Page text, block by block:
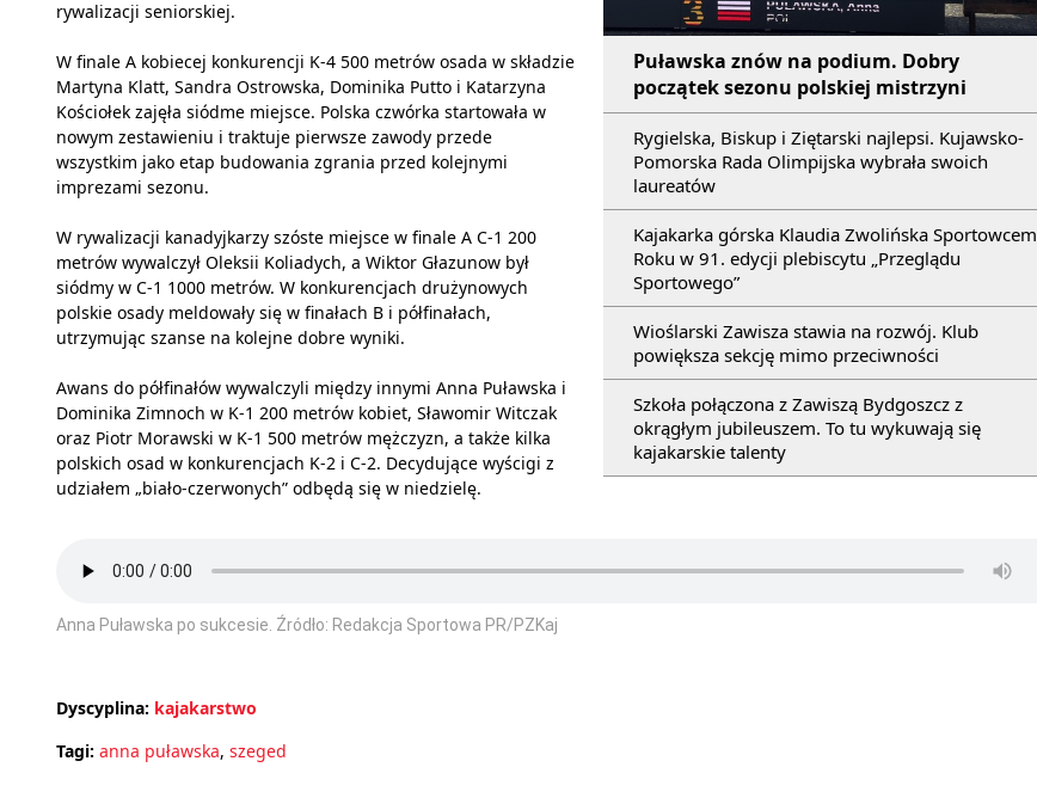
Puławska znów na podium. Dobry
początek sezonu polskiej mistrzyni
Rygielska, Biskup i Ziętarski najlepsi. Kujawsko-
Pomorska Rada Olimpijska wybrała swoich
laureatów
Kajakarka górska Klaudia Zwolińska Sportowcem
Roku w 91. edycji plebiscytu „Przeglądu
Sportowego”
Wioślarski Zawisza stawia na rozwój. Klub
powiększa sekcję mimo przeciwności
Szkoła połączona z Zawiszą Bydgoszcz z
okrągłym jubileuszem. To tu wykuwają się
kajakarskie talenty
rywalizacji seniorskiej.
W finale A kobiecej konkurencji K-4 500 metrów osada w składzie
Martyna Klatt, Sandra Ostrowska, Dominika Putto i Katarzyna
Kościołek zajęła siódme miejsce. Polska czwórka startowała w
nowym zestawieniu i traktuje pierwsze zawody przede
wszystkim jako etap budowania zgrania przed kolejnymi
imprezami sezonu.
W rywalizacji kanadyjkarzy szóste miejsce w finale A C-1 200
metrów wywalczył Oleksii Koliadych, a Wiktor Głazunow był
siódmy w C-1 1000 metrów. W konkurencjach drużynowych
polskie osady meldowały się w finałach B i półfinałach,
utrzymując szanse na kolejne dobre wyniki.
Awans do półfinałów wywalczyli między innymi Anna Puławska i
Dominika Zimnoch w K-1 200 metrów kobiet, Sławomir Witczak
oraz Piotr Morawski w K-1 500 metrów mężczyzn, a także kilka
polskich osad w konkurencjach K-2 i C-2. Decydujące wyścigi z
udziałem „biało-czerwonych” odbędą się w niedzielę.
Anna Puławska po sukcesie. Źródło: Redakcja Sportowa PR/PZKaj
Dyscyplina: kajakarstwo
Tagi: anna puławska, szeged